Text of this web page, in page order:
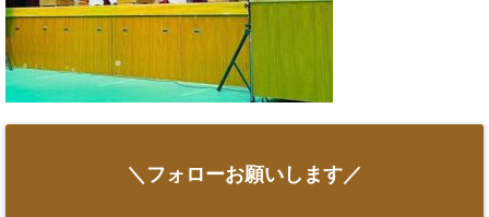
＼フォローお願いします／